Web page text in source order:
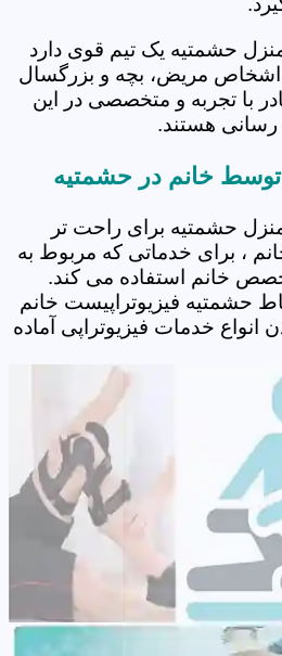
حشمتیه یک تیم قوی دارد
اشخاص مریض، بچه و بزرگسال
با تجربه و متخصصی در این
هستند.
توسط خانم در حشمتیه
حشمتیه برای راحت تر
، برای خدماتی که مربوط به
خانم استفاده می کند.
حشمتیه فیزیوتراپیست خانم
انواع خدمات فیزیوتراپی آماده